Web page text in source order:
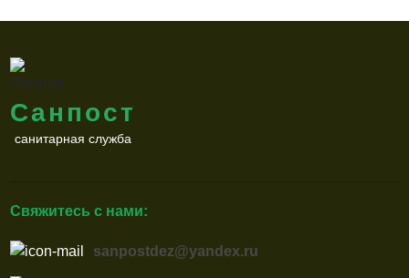
Санпост
санитарная служба
Свяжитесь с нами:
sanpostdez@yandex.ru